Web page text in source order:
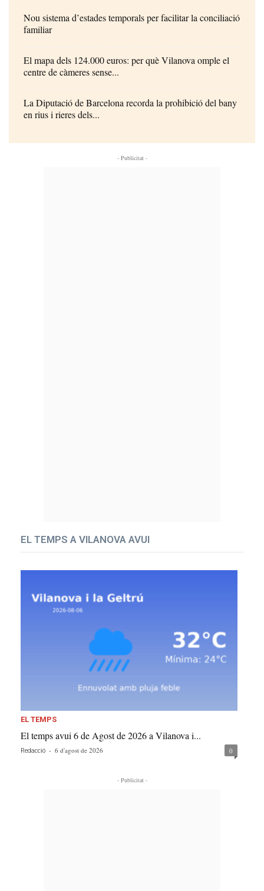
Nou sistema d’estades temporals per facilitar la conciliació
familiar
El mapa dels 124.000 euros: per què Vilanova omple el
centre de càmeres sense...
La Diputació de Barcelona recorda la prohibició del bany
en rius i rieres dels...
- Publicitat -
EL TEMPS A VILANOVA AVUI
EL TEMPS
El temps avui 6 de Agost de 2026 a Vilanova i...
Redacció - 6 d'agost de 2026 0
- Publicitat -